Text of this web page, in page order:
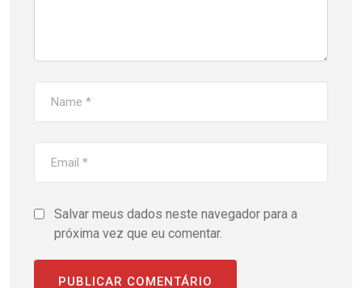
Salvar meus dados neste navegador para a
próxima vez que eu comentar.